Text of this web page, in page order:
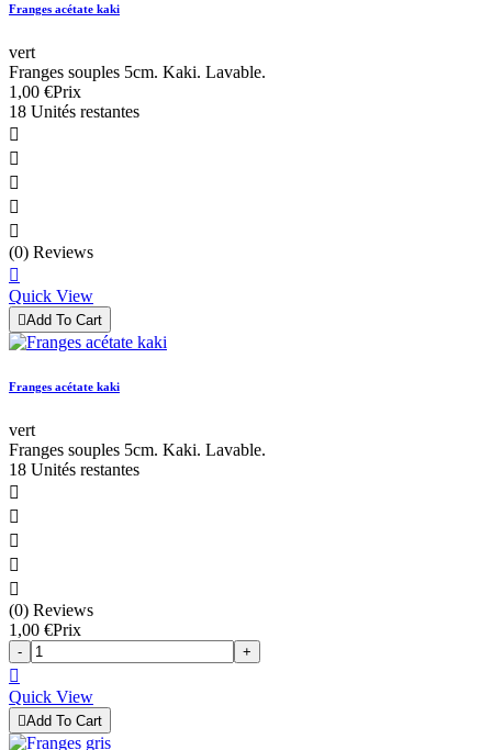
Franges acétate kaki
vert
Franges souples 5cm. Kaki. Lavable.
1,00 €Prix
18 Unités restantes





(0) Reviews

Quick View
Add To Cart
Franges acétate kaki
vert
Franges souples 5cm. Kaki. Lavable.
18 Unités restantes





(0) Reviews
1,00 €Prix
- +

Quick View
Add To Cart